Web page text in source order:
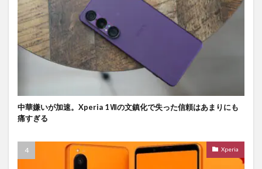
中華嫌いが加速。Xperia 1Ⅶの文鎮化で失った信頼はあまりにも
痛すぎる
Xperia